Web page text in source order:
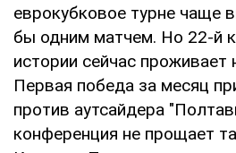
еврокубковое турне чаще
бы одним матчем. Но 22-й
истории сейчас проживает
Первая победа за месяц
против аутсайдера
конференция не прощает